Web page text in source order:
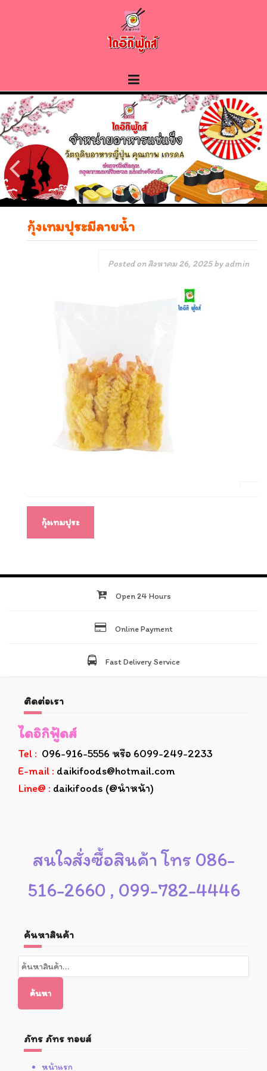
กุ้งเทมปุระมีลายน้ำ
Posted onสิงหาคม 26, 2025byadmin
เรื่องกุ้งเทมปุระ
Open 24 Hours
Online Payment
Fast Delivery Service
ติดต่อเรา
ไดอิกิฟู้ดส์
Tel : 096-916-5556 หรือ 6099-249-2233
E-mail : daikifoods@hotmail.com
Line@ : daikifoods (@นำหน้า)
สนใจสั่งซื้อสินค้า โทร 086-
516-2660 , 099-782-4446
ค้นหาสินค้า
ค้นหา:
ค้นหา
ภัทร ภัทร ทอยส์
หน้าแรก